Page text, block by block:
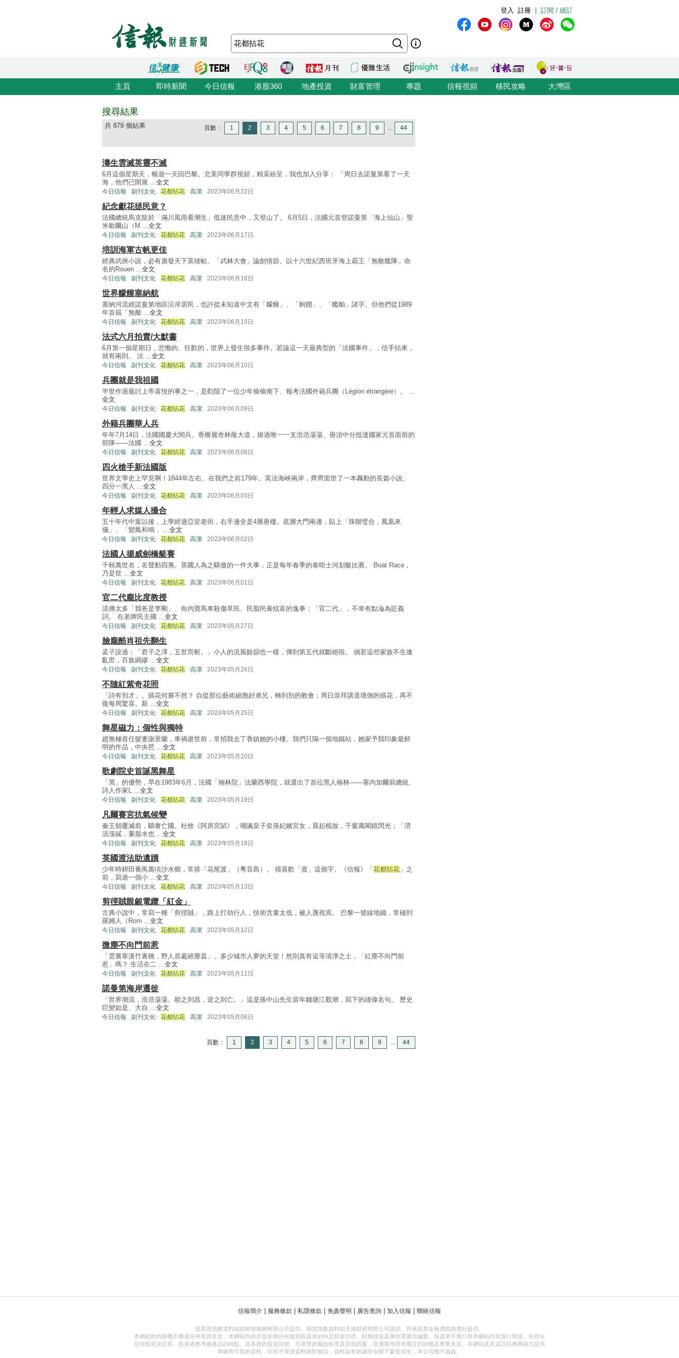
訂閱 / 續訂
註冊
登入
主頁 即時新聞 今日信報 港股360 地產投資 財富管理 專題 信報視頻 移民攻略 大灣區
搜尋結果
共 879 個結果 頁數： 1 2 3 4 5 6 7 8 9 ... 44
濤生雲滅英靈不滅
6月這個星期天，暢遊一天回巴黎。北美同學群視頻，精采紛呈，我也加入分享： 「周日去諾曼第看了一天
海，他們已開展 ...全文
今日信報 副刊文化 花都拈花 高潔 2023年06月22日
紀念獻花拯民意？
法國總統馬克龍於「滿川風雨看潮生」低迷民意中，又登山了。 6月5日，法國元首登諾曼第「海上仙山」聖
米歇爾山（M ...全文
今日信報 副刊文化 花都拈花 高潔 2023年06月17日
培訓海軍古帆更佳
經典武俠小說，必有廣發天下英雄帖、「武林大會」論劍情節。以十六世紀西班牙海上霸王「無敵艦隊」命
名的Rouen ...全文
今日信報 副刊文化 花都拈花 高潔 2023年06月16日
世界艨艟塞納航
塞納河流經諾曼第地區沿岸居民，也許從未知道中文有「艨艟」、「舸䒁」、「艦舶」諸字。但他們從1989
年首屆「無敵 ...全文
今日信報 副刊文化 花都拈花 高潔 2023年06月15日
法式六月拍賣/大默書
6月第一個星期日，悲慟的、狂歡的，世界上發生很多事件。若論這一天最典型的「法國事件」，信手拈來，
就有兩則。 法 ...全文
今日信報 副刊文化 花都拈花 高潔 2023年06月10日
兵團就是我祖國
半世作過最討上帝喜悅的事之一，是勸阻了一位少年偷偷南下、報考法國外籍兵團（Légion étrangère）。 ...
全文
今日信報 副刊文化 花都拈花 高潔 2023年06月09日
外籍兵團華人兵
年年7月14日，法國國慶大閱兵。香榭麗舍林蔭大道，操過唯一一支浩浩蕩蕩、毋須中分抵達國家元首面前的
部隊——法國 ...全文
今日信報 副刊文化 花都拈花 高潔 2023年06月08日
四火槍手新法國版
世界文學史上罕見啊！1844年左右、在我們之前179年。英法海峽兩岸，齊齊面世了一本轟動的長篇小說。
四分一黑人 ...全文
今日信報 副刊文化 花都拈花 高潔 2023年06月03日
年輕人求媒人撮合
五十年代中葉以後，上學經過亞皆老街，右手邊全是4層唐樓。底層大門兩邊，貼上「珠聯璧合，鳳凰來
儀」、「鸞鳳和鳴， ...全文
今日信報 副刊文化 花都拈花 高潔 2023年06月02日
法國人揚威劍橋艇賽
千秋萬世名，名聲動四夷。英國人為之驕傲的一件大事，正是每年春季的泰晤士河划艇比賽。 Boat Race，
乃是世 ...全文
今日信報 副刊文化 花都拈花 高潔 2023年06月01日
官二代龐比度教授
流傳太多「我爸是李剛」、衙內寶馬車殺傷草民、民脂民膏炫富的逸事；「官二代」，不幸有點淪為貶義
詞。 在老牌民主國 ...全文
今日信報 副刊文化 花都拈花 高潔 2023年05月27日
臉龐酷肖祖先翻生
孟子說過：「君子之澤，五世而斬。」小人的流風餘韻也一樣，傳到第五代就斷絕啦。 倘若這些家族不生逢
亂世，百族綢繆 ...全文
今日信報 副刊文化 花都拈花 高潔 2023年05月26日
不隨紅紫奇花照
「詩有別才」。插花何嘗不然？ 自從那位藝術細胞好弟兄，轉到別的教會；周日崇拜講道壇側的插花，再不
復每周驚喜。新 ...全文
今日信報 副刊文化 花都拈花 高潔 2023年05月25日
舞星磁力：個性與獨特
趙無極首任髮妻謝景蘭，車禍逝世前，常招我去丁香鎮她的小樓。我們只隔一個地鐵站，她家予我印象最鮮
明的作品，中央芭 ...全文
今日信報 副刊文化 花都拈花 高潔 2023年05月20日
歌劇院史首誕黑舞星
「黑」的優勢，早在1983年6月，法國「翰林院」法蘭西學院，就選出了首位黑人翰林——塞內加爾前總統、
詩人作家L ...全文
今日信報 副刊文化 花都拈花 高潔 2023年05月19日
凡爾賽宮抗氣候變
秦王朝覆滅前，驕奢亡國。杜牧《阿房宮賦》，嘲諷皇子皇孫妃嬪宮女，晨起梳妝，千窗萬閣鏡閃光；「渭
流漲膩，棄脂水也 ...全文
今日信報 副刊文化 花都拈花 高潔 2023年05月18日
英國渡法助遺蹟
少年時耕田番禺萬頃沙水鄉，常搭「花尾渡」（粵音島）。 很喜歡「渡」這個字。《信報》「 花都拈花 」之
前，寫過一個小 ...全文
今日信報 副刊文化 花都拈花 高潔 2023年05月13日
剪徑賊覬覦電纜「紅金」
古典小說中，常寫一種「剪徑賊」，路上打劫行人，技術含量太低，被人蔑視焉。 巴黎一號線地鐵，常碰到
羅姆人（Rom ...全文
今日信報 副刊文化 花都拈花 高潔 2023年05月12日
微塵不向門前惹
「雲裏寒溪竹裏橋，野人居處絕塵囂」。多少城市人夢的天堂！然則真有這等清淨之土，「紅塵不向門前
惹」嗎？ 生活在二 ...全文
今日信報 副刊文化 花都拈花 高潔 2023年05月11日
諾曼第海岸遷徙
「世界潮流，浩浩蕩蕩。順之則昌，逆之則亡。」這是孫中山先生當年錢塘江觀潮，寫下的雄偉名句。 歷史
巨變如是、大自 ...全文
今日信報 副刊文化 花都拈花 高潔 2023年05月06日
頁數： 1 2 3 4 5 6 7 8 9 ... 44
信報簡介 服務條款 私隱條款 免責聲明 廣告查詢 加入信報 聯絡信報
股票及指數資料由財經智珠網有限公司提供。期貨指數資料由天滙財經有限公司提供。外滙及黃金報價由路透社提供。
本網站的內容概不構成任何投資意見，本網站內容亦並非就任何個別投資者的特定投資目標、財務狀況及個別需要而編製。投資者不應只按本網站內容進行投資。在作出
任何投資決定前，投資者應考慮產品的特點、其本身的投資目標、可承受的風險程度及其他因素，並適當地尋求獨立的財務及專業意見。本網站及其資訊供應商竭力提供
準確而可靠的資料，但並不保證資料絕對無誤，資料如有錯漏而令閣下蒙受損失，本公司概不負責。